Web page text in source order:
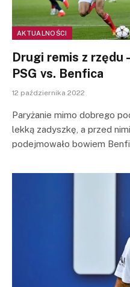
AKTUALNOŚCI
Drugi remis z rzędu
PSG vs. Benfica
12 października 2022
Paryżanie mimo dobrego
lekką zadyszkę, a przed
podejmowało bowiem